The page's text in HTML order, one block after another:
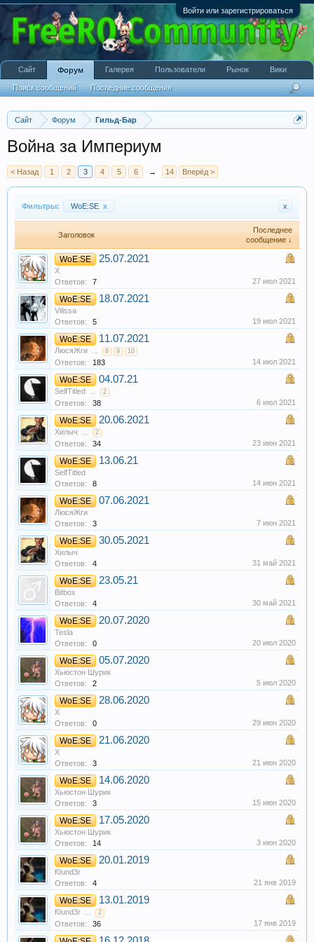
Войти или зарегистрироваться
Сайт Форум Гильд-Бар
Война за Империум
< Назад 1 2 3 4 5 6 → 14 Вперёд >
Фильтры: WoE:SE x x
Заголовок
Последнее
сообщение ↓
WoE:SE 25.07.2021
X
Ответов:
7 27 июл 2021
WoE:SE 18.07.2021
Vilissa
Ответов:
5 19 июл 2021
WoE:SE 11.07.2021
ЛюсяЖги ... 8 9 10
Ответов: 183 14 июл 2021
WoE:SE 04.07.21
SelfTitled ... 2
Ответов: 38 6 июл 2021
WoE:SE 20.06.2021
Хилыч ... 2
Ответов: 34 23 июн 2021
WoE:SE 13.06.21
SelfTitled
Ответов:
8 14 июн 2021
WoE:SE 07.06.2021
ЛюсяЖги
Ответов:
3 7 июн 2021
WoE:SE 30.05.2021
Хилыч
Ответов:
4 31 май 2021
WoE:SE 23.05.21
Bitbox
Ответов:
4 30 май 2021
WoE:SE 20.07.2020
Tesla
Ответов:
0 20 июл 2020
WoE:SE 05.07.2020
Хьюстон Шурик
Ответов:
2 5 июл 2020
WoE:SE 28.06.2020
X
Ответов:
0 29 июн 2020
WoE:SE 21.06.2020
X
Ответов:
3 21 июн 2020
WoE:SE 14.06.2020
Хьюстон Шурик
Ответов:
3 15 июн 2020
WoE:SE 17.05.2020
Хьюстон Шурик
Ответов:
14 3 июн 2020
WoE:SE 20.01.2019
f0und3r
Ответов:
4 21 янв 2019
WoE:SE 13.01.2019
f0und3r ... 2
Ответов: 36 17 янв 2019
Сайт Форум
Поиск сообщений Последние сообщения
Галерея Пользователи Рынок Вики